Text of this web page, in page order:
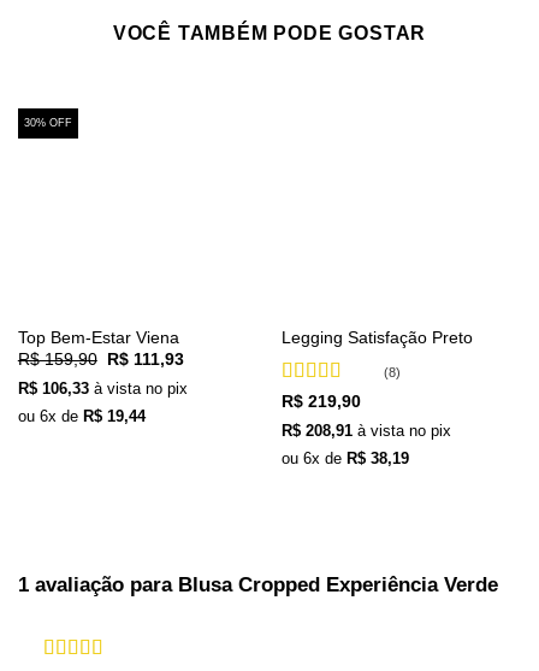
VOCÊ TAMBÉM PODE GOSTAR
30% OFF
Top Bem-Estar Viena
R$159,90
O
original
era:
R$ 159,90.
R$111,93O
atual
R$106,33 à vista no pix
ou 6x de R$19,44
Legging Satisfação Preto
Avaliação
de 5
(8)
R$219,90
R$208,91 à vista no pix
ou 6x de R$38,19
1 avaliação para Blusa Cropped Experiência Verde